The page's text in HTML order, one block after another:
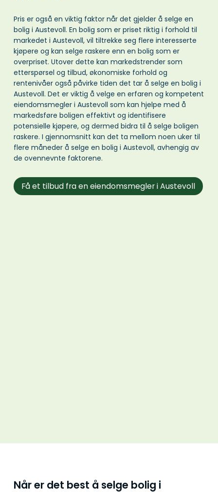
Pris er også en viktig faktor når det gjelder å selge en
bolig i Austevoll. En bolig som er priset riktig i forhold til
markedet i Austevoll, vil tiltrekke seg flere interesserte
kjøpere og kan selge raskere enn en bolig som er
overpriset. Utover dette kan markedstrender som
etterspørsel og tilbud, økonomiske forhold og
rentenivåer også påvirke tiden det tar å selge en bolig i
Austevoll. Det er viktig å velge en erfaren og kompetent
eiendomsmegler i Austevoll som kan hjelpe med å
markedsføre boligen effektivt og identifisere
potensielle kjøpere, og dermed bidra til å selge boligen
raskere. I gjennomsnitt kan det ta mellom noen uker til
flere måneder å selge en bolig i Austevoll, avhengig av
de ovennevnte faktorene.
Få et tilbud fra en eiendomsmegler i Austevoll
Når er det best å selge bolig i